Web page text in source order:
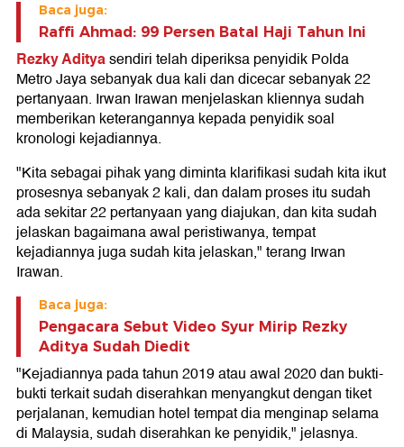
Baca juga:
Raffi Ahmad: 99 Persen Batal Haji Tahun Ini
Rezky Adityasendiri telah diperiksa penyidik Polda
Metro Jaya sebanyak dua kali dan dicecar sebanyak 22
pertanyaan. Irwan Irawan menjelaskan kliennya sudah
memberikan keterangannya kepada penyidik soal
kronologi kejadiannya.
"Kita sebagai pihak yang diminta klarifikasi sudah kita ikut
prosesnya sebanyak 2 kali, dan dalam proses itu sudah
ada sekitar 22 pertanyaan yang diajukan, dan kita sudah
jelaskan bagaimana awal peristiwanya, tempat
kejadiannya juga sudah kita jelaskan," terang Irwan
Irawan.
Baca juga:
Pengacara Sebut Video Syur Mirip Rezky
Aditya Sudah Diedit
"Kejadiannya pada tahun 2019 atau awal 2020 dan bukti-
bukti terkait sudah diserahkan menyangkut dengan tiket
perjalanan, kemudian hotel tempat dia menginap selama
di Malaysia, sudah diserahkan ke penyidik," jelasnya.